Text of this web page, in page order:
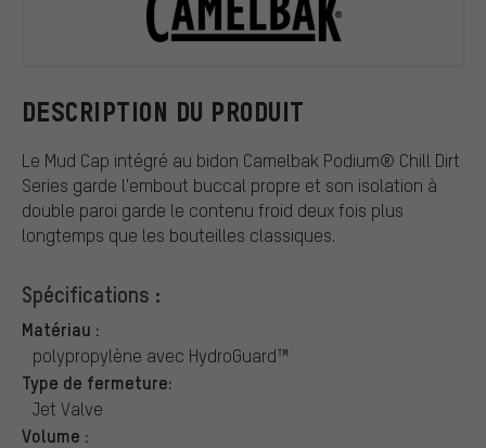
DESCRIPTION DU PRODUIT
Le Mud Cap intégré au bidon Camelbak Podium® Chill Dirt
Series garde l'embout buccal propre et son isolation à
double paroi garde le contenu froid deux fois plus
longtemps que les bouteilles classiques.
Spécifications :
Matériau :
polypropylène avec HydroGuard™
Type de fermeture:
Jet Valve
Volume :
Camelbak